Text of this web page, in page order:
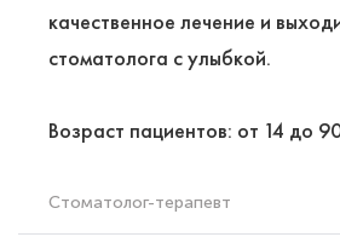
качественное лечение и
стоматолога с улыбкой.
Возраст пациентов: от 14 до
Стоматолог-терапевт